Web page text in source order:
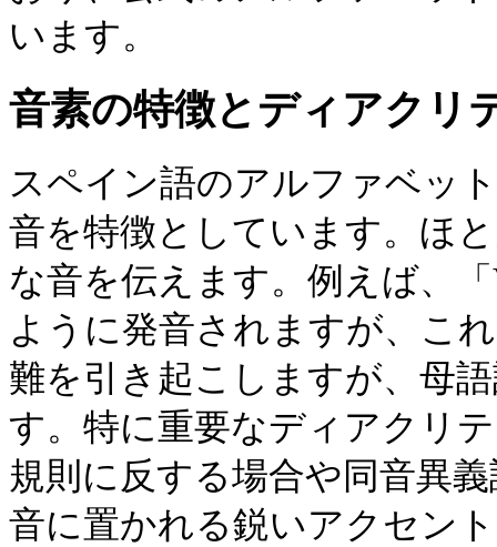
います。
音素の特徴とディアクリ
スペイン語のアルファベッ
音を特徴としています。ほ
な音を伝えます。例えば、
ように発音されますが、こ
難を引き起こしますが、母
す。特に重要なディアクリ
規則に反する場合や同音異
音に置かれる鋭いアクセン